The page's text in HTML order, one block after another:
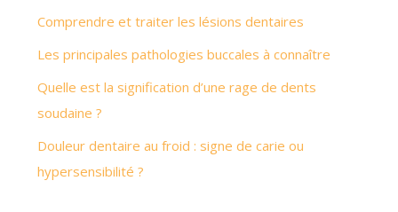
Comprendre et traiter les lésions dentaires
Les principales pathologies buccales à connaître
Quelle est la signification d’une rage de dents
soudaine ?
Douleur dentaire au froid : signe de carie ou
hypersensibilité ?